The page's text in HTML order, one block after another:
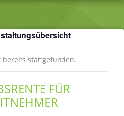
bereits stattgefunden.
FÜR